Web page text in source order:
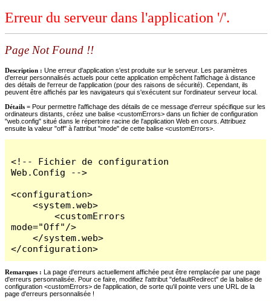
Erreur du serveur dans l'application '/'.
Page Not Found !!
Description : Une erreur d'application s'est produite sur le serveur. Les paramètres
d'erreur personnalisés actuels pour cette application empêchent l'affichage à distance
des détails de l'erreur de l'application (pour des raisons de sécurité). Cependant, ils
peuvent être affichés par les navigateurs qui s'exécutent sur l'ordinateur serveur local.
Détails = Pour permettre l'affichage des détails de ce message d'erreur spécifique sur les
ordinateurs distants, créez une balise <customErrors> dans un fichier de configuration
"web.config" situé dans le répertoire racine de l'application Web en cours. Attribuez
ensuite la valeur "off" à l'attribut "mode" de cette balise <customErrors>.
<!-- Fichier de configuration
Web.Config -->
<configuration>
    <system.web>
        <customErrors
mode="Off"/>
    </system.web>
</configuration>
Remarques : La page d'erreurs actuellement affichée peut être remplacée par une page
d'erreurs personnalisée. Pour ce faire, modifiez l'attribut "defaultRedirect" de la balise de
configuration <customErrors> de l'application, de sorte qu'il pointe vers une URL de la
page d'erreurs personnalisée !